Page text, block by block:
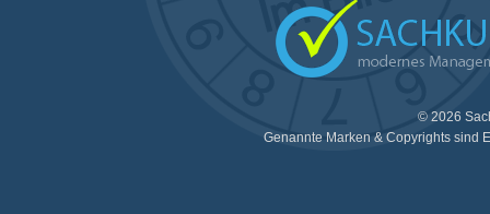
© 2026
Genannte Marken & Copyrights sind